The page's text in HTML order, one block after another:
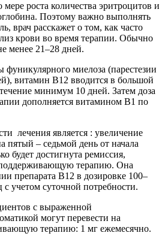
роста количества эритроцитов и
Поэтому важно выполнять
врач расскажет о том, как часто
крови во время терапии. Обычно
менее 21–28 дней.
миелоза (парестезии
витамин В12 вводится в большой
минимум 10 дней. Затем доза
дополняется витамином В1 по
лечения является : увеличение
пятый – седьмой день от начала
будет достигнута ремиссия,
поддерживающую терапию. Она
препарата В12 в дозировке 100–
с учетом суточной потребности.
с выраженной
могут перевести на
терапию: 1 мг ежемесячно.